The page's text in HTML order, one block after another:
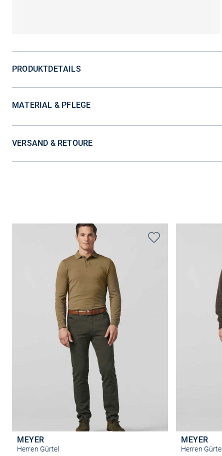
PRODUKTDETAILS
MATERIAL & PFLEGE
VERSAND & RETOURE
MEYER
Herren Gürtel
MEYER
Herren Gürtel